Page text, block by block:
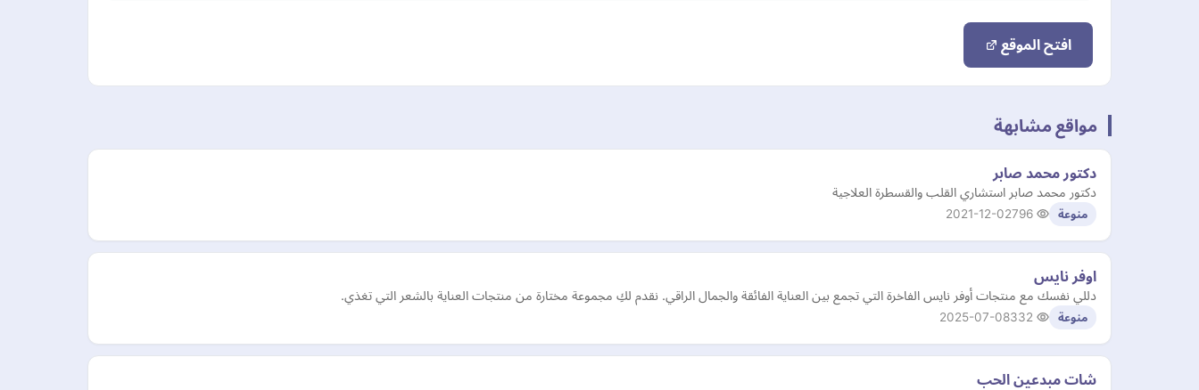
افتح الموقع
مواقع مشابهة
دكتور محمد صابر
دكتور محمد صابر استشاري القلب والقسطرة العلاجية
منوعة 2021-12-02
اوفر نايس
دللي نفسك مع منتجات أوفر نايس الفاخرة التي تجمع بين العناية الفائقة والجمال الراقي. نقدم لكِ مجموعة مختارة من منتجات العناية بالشعر التي تغذي.
منوعة 2025-07-08
شات مبدعين الحب